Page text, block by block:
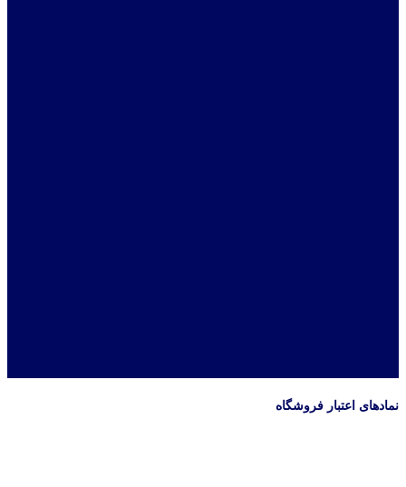
نمادهای اعتبار فروشگاه